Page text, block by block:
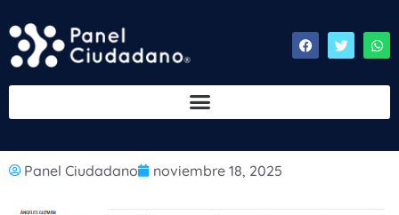
Panel Ciudadano noviembre 18, 2025